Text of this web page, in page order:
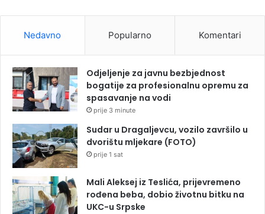
Nedavno Popularno Komentari
Odjeljenje za javnu bezbjednost
bogatije za profesionalnu opremu za
spasavanje na vodi
prije 3 minute
Sudar u Dragaljevcu, vozilo završilo u
dvorištu mljekare (FOTO)
prije 1 sat
Mali Aleksej iz Teslića, prijevremeno
rođena beba, dobio životnu bitku na
UKC-u Srpske